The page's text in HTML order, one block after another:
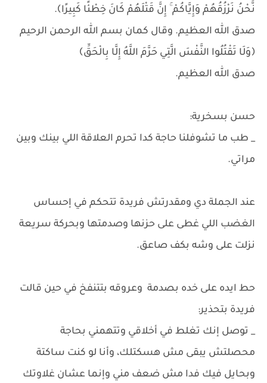
نَّحْنُ نَرْزُقُهُمْ وَإِيَّاكُمْ ۚ إِنَّ قَتْلَهُمْ كَانَ خِطْئًا كَبِيرًا﴾.
صدق الله العظيم. وقال كمان بسم الله الرحمن الرحيم
﴿وَلَا تَقْتُلُوا النَّفْسَ الَّتِي حَرَّمَ اللَّهُ إِلَّا بِالْحَقِّ﴾
صدق الله العظيم.
حسن بسخرية:
_ طب ما تشوفلنا حاجة كدا تحرم العلاقة اللي بينك وبين
مراتي.
عند الجملة دي ومقدرتش فريدة تتحكم في إحساس
الغضب اللي غطى على حزنها وصدمتها وبحركة سريعة
نزلت على وشه بكف صاعق.
حط ايده على خده بصدمة وعروقه بتتنفخ في حين قالت
فريدة بتحذير:
_ توصل إنك تغلط في أخلاقي وتتهمني بحاجة
محصلتش يبقى مش هسكتلك، وأنا لو كنت ساكتة
وبحايل فيك فدا مش ضعف مني وإنما عشان غلاوتك